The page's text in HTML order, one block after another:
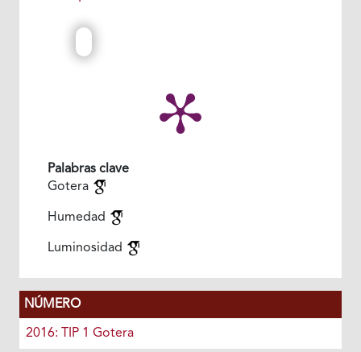
Palabras clave
Gotera
Humedad
Luminosidad
NÚMERO
2016: TIP 1 Gotera